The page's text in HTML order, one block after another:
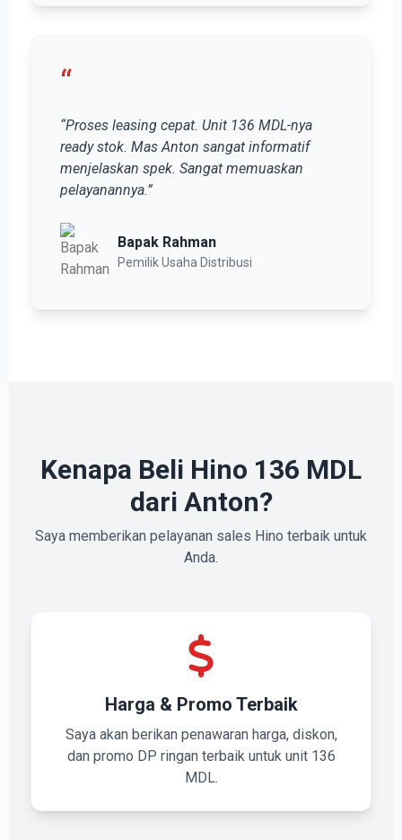
“
“Proses leasing cepat. Unit 136 MDL-nya
ready stok. Mas Anton sangat informatif
menjelaskan spek. Sangat memuaskan
pelayanannya.”
Bapak Rahman
Pemilik Usaha Distribusi
Kenapa Beli Hino 136 MDL
dari Anton?
Saya memberikan pelayanan sales Hino terbaik untuk
Anda.
Harga & Promo Terbaik
Saya akan berikan penawaran harga, diskon,
dan promo DP ringan terbaik untuk unit 136
MDL.